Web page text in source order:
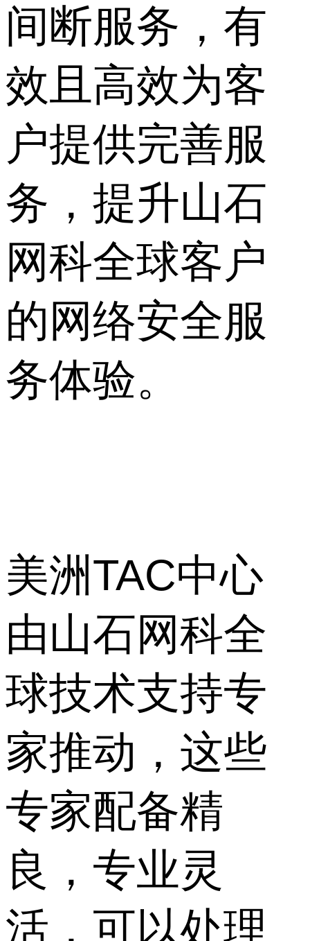
间断服务，有
效且高效为客
户提供完善服
务，提升山石
网科全球客户
的网络安全服
务体验。
美洲TAC中心
由山石网科全
球技术支持专
家推动，这些
专家配备精
良，专业灵
活，可以处理